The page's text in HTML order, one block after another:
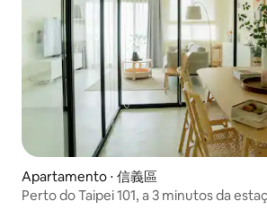
Apartamento ⋅ 信義區
Perto do Taipei 101, a 3 minutos da